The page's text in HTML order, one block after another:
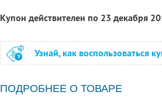
Купон действителен по 23 декабря
Узнай, как воспользоваться
ПОДРОБНЕЕ О ТОВАРЕ